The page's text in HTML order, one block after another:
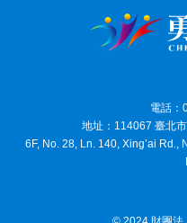
電話：
地址：114067 臺北
6F, No. 28, Ln. 140, Xing’ai Rd.,